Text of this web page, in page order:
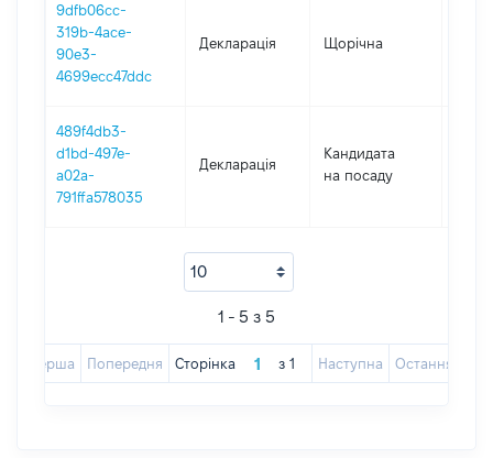
9dfb06cc-
319b-4ace-
90e3-
4699ecc47ddc
Декларація Щорічна
489f4db3-
d1bd-497e-
a02a-
791ffa578035
Декларація
Кандидата
на посаду
1 - 5 з 5
Перша Попередня Сторінка з 1 Наступна Остання